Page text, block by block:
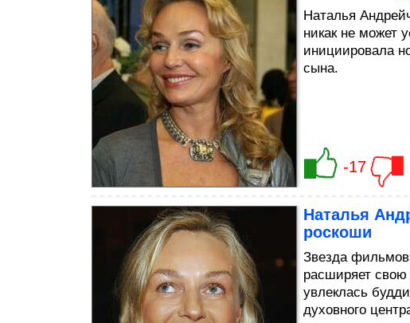
Наталья
никак не может
инициировала
сына.
-17
Наталья
роскоши
Звезда
расширяет свою
увлеклась
духовного